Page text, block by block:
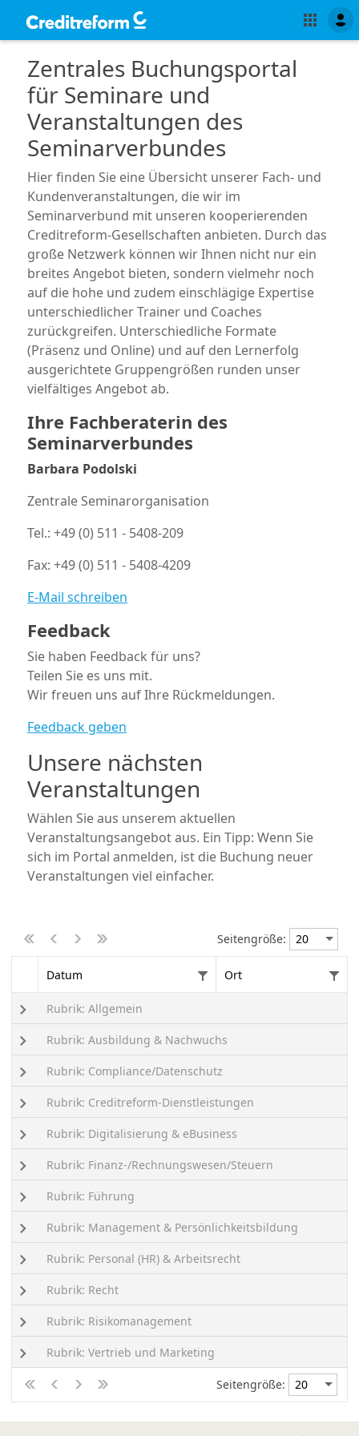
Zentrales Buchungsportal
für Seminare und
Veranstaltungen des
Seminarverbundes
Hier finden Sie eine Übersicht unserer Fach- und
Kundenveranstaltungen, die wir im
Seminarverbund mit unseren kooperierenden
Creditreform-Gesellschaften anbieten. Durch das
große Netzwerk können wir Ihnen nicht nur ein
breites Angebot bieten, sondern vielmehr noch
auf die hohe und zudem einschlägige Expertise
unterschiedlicher Trainer und Coaches
zurückgreifen. Unterschiedliche Formate
(Präsenz und Online) und auf den Lernerfolg
ausgerichtete Gruppengrößen runden unser
vielfältiges Angebot ab.
Ihre Fachberaterin des
Seminarverbundes
Barbara Podolski
Zentrale Seminarorganisation
Tel.: +49 (0) 511 - 5408-209
Fax: +49 (0) 511 - 5408-4209
E-Mail schreiben
Feedback
Sie haben Feedback für uns?
Teilen Sie es uns mit.
Wir freuen uns auf Ihre Rückmeldungen.
Feedback geben
Unsere nächsten
Veranstaltungen
Wählen Sie aus unserem aktuellen
Veranstaltungsangebot aus. Ein Tipp: Wenn Sie
sich im Portal anmelden, ist die Buchung neuer
Veranstaltungen viel einfacher.
Seitengröße:
Datum Ort
Rubrik: Allgemein
Rubrik: Ausbildung & Nachwuchs
Rubrik: Compliance/Datenschutz
Rubrik: Creditreform-Dienstleistungen
Rubrik: Digitalisierung & eBusiness
Rubrik: Finanz-/Rechnungswesen/Steuern
Rubrik: Führung
Rubrik: Management & Persönlichkeitsbildung
Rubrik: Personal (HR) & Arbeitsrecht
Rubrik: Recht
Rubrik: Risikomanagement
Rubrik: Vertrieb und Marketing
Seitengröße: